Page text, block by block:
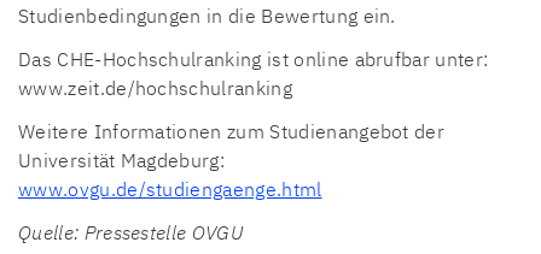
Studienbedingungen in die Bewertung ein.
Das CHE-Hochschulranking ist online abrufbar unter:
www.zeit.de/hochschulranking
Weitere Informationen zum Studienangebot der
Universität Magdeburg:
www.ovgu.de/studiengaenge.html
Quelle: Pressestelle OVGU